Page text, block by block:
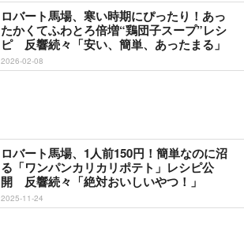
ロバート馬場、寒い時期にぴったり！あっ
たかくてふわとろ倍増“鶏団子スープ”レシ
ピ 反響続々「安い、簡単、あったまる」
2026-02-08
ロバート馬場、1人前150円！簡単なのに沼
る「ワンパンカリカリポテト」レシピ公
開 反響続々「絶対おいしいやつ！」
2025-11-24